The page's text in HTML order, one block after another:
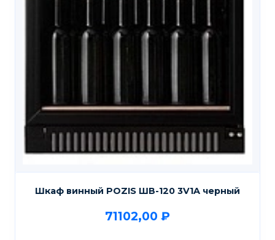
Шкаф винный POZIS ШВ-120 3V1A черный
71102,00 ₽